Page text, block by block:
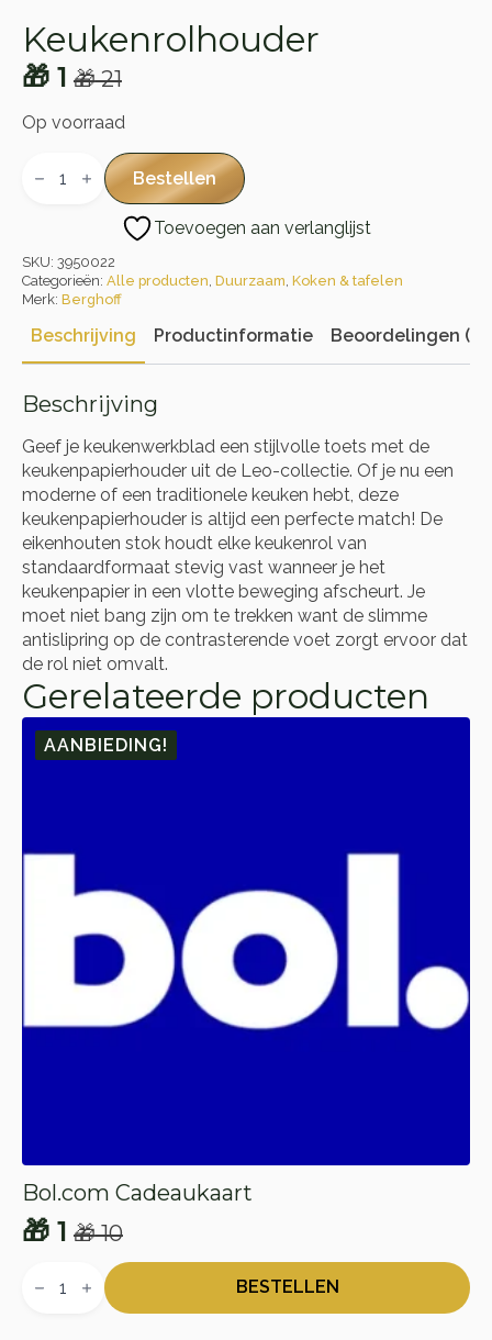
Keukenrolhouder
🎁21
Oorspronkelijke
prijs
🎁 21.
🎁 1
Huidige
prijs
🎁 1.
Op voorraad
Keukenrolhouder
aantal
Bestellen
Toevoegen aan verlanglijst
SKU: 3950022
Categorieën: Alle producten, Duurzaam, Koken & tafelen
Merk: Berghoff
Beschrijving Productinformatie Beoordelingen (0)
Beschrijving
Geef je keukenwerkblad een stijlvolle toets met de
keukenpapierhouder uit de Leo-collectie. Of je nu een
moderne of een traditionele keuken hebt, deze
keukenpapierhouder is altijd een perfecte match! De
eikenhouten stok houdt elke keukenrol van
standaardformaat stevig vast wanneer je het
keukenpapier in een vlotte beweging afscheurt. Je
moet niet bang zijn om te trekken want de slimme
antislipring op de contrasterende voet zorgt ervoor dat
de rol niet omvalt.
Gerelateerde producten
AANBIEDING!
Bol.com Cadeaukaart
🎁10
Oorspronkelijke
prijs
🎁 1
Huidige
prijs
Cadeaukaart
BESTELLEN